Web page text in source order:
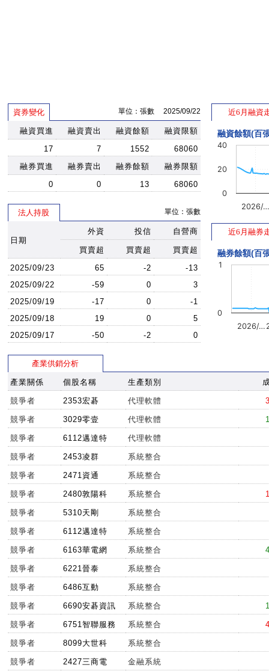
資券變化 單位：張數 2025/09/22
融資買進 融資賣出 融資餘額
融資限額
17
7 1552
68060
融券買進
融券賣出 融券餘額
融券限額
0
0 13 68060
法人持股 單位：張數
日期
外資 投信 自營商
買賣超 買賣超
買賣超
2025/09/23
65 -2
-13
2025/09/22
-59 0
3
2025/09/19
-17 0
-1
2025/09/18
19 0
5
2025/09/17
-50 -2 0
近6月融資
融資餘額(百
2026/
0
20
40
近6月融券
融券餘額(百
2026/…
0
1
產業供銷分析
產業關係 個股名稱 生產類別
競爭者 2353宏碁 代理軟體
競爭者 3029零壹 代理軟體
競爭者 6112邁達特 代理軟體
競爭者 2453凌群 系統整合
競爭者 2471資通 系統整合
競爭者 2480敦陽科 系統整合
競爭者 5310天剛 系統整合
競爭者 6112邁達特 系統整合
競爭者 6163華電網 系統整合
競爭者 6221晉泰 系統整合
競爭者 6486互動 系統整合
競爭者 6690安碁資訊 系統整合
競爭者 6751智聯服務 系統整合
競爭者 8099大世科 系統整合
競爭者 2427三商電 金融系統